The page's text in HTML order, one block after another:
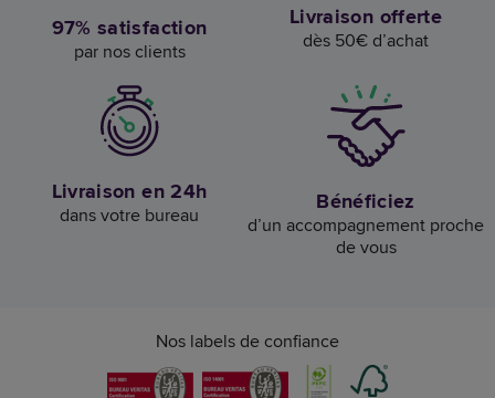
97% satisfaction
par nos clients
Livraison offerte
dès 50€ d’achat
Livraison en 24h
dans votre bureau Bénéficiez
d’un accompagnement proche
de vous
Nos labels de confiance